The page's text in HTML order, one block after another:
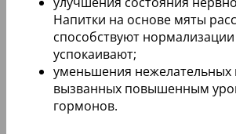
Напитки на основе мяты
способствуют
успокаивают;
уменьшения нежелательных
вызванных повышенным
гормонов.